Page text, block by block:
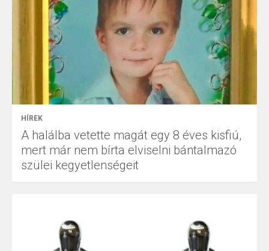
HÍREK
A halálba vetette magát egy 8 éves kisfiú,
mert már nem bírta elviselni bántalmazó
szülei kegyetlenségeit